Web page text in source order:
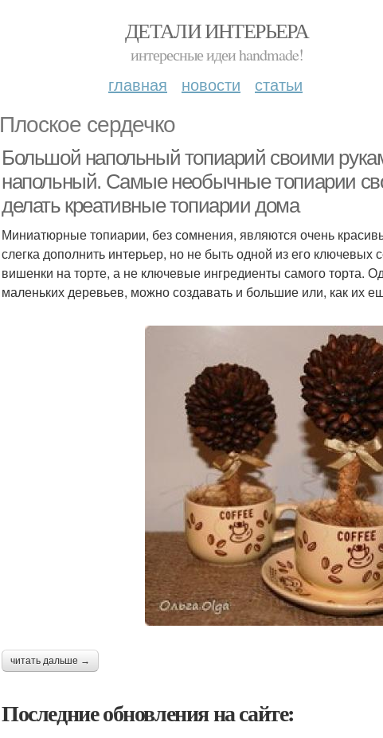
ДЕТАЛИ ИНТЕРЬЕРА
интересные идеи handmade!
главная новости статьи
Плоское сердечко
Большой напольный топиарий своими
напольный. Самые необычные топиарии
делать креативные топиарии дома
Миниатюрные топиарии, без сомнения, являются очень
слегка дополнить интерьер, но не быть одной из его ключевых
вишенки на торте, а не ключевые ингредиенты самого торта.
маленьких деревьев, можно создавать и большие или, как их
читать дальше →
Последние обновления на сайте: